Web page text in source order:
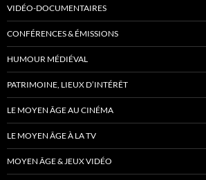
VIDÉO-DOCUMENTAIRES
CONFÉRENCES & ÉMISSIONS
HUMOUR MÉDIÉVAL
PATRIMOINE, LIEUX D’INTÉRÊT
LE MOYEN ÂGE AU CINÉMA
LE MOYEN ÂGE À LA TV
MOYEN ÂGE & JEUX VIDÉO